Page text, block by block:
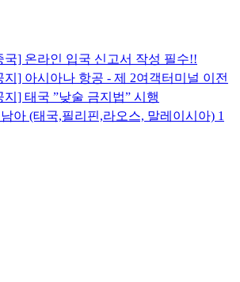
국] 온라인 입국 신고서 작성 필수!!
지] 아시아나 항공 - 제 2여객터미널 이전
월 14일 부터)
지] 태국 ”낮술 금지법” 시행
아 (태국,필리핀,라오스, 말레이시아) 1